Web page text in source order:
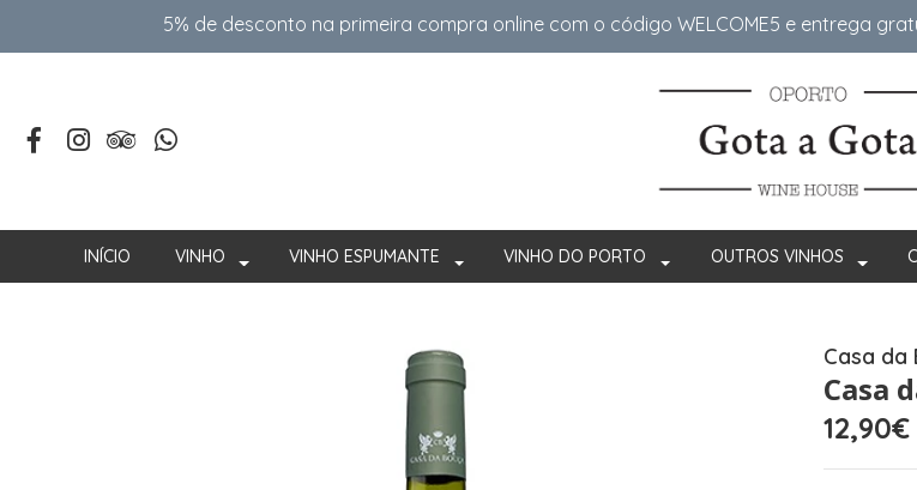
5% de desconto na primeira compra online com o código WELCOME5 e entrega
INÍCIO VINHO VINHO ESPUMANTE VINHO DO PORTO OUTROS VINHOS
Casa da
Casa
12,90€